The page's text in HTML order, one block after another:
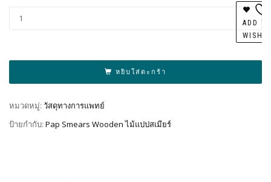
หยิบใส่ตะกร้า
ADD
หมวดหมู่: วัสดุทางการแพทย์
ป้ายกำกับ: Pap Smears Wooden ไม้แปปสเมียร์